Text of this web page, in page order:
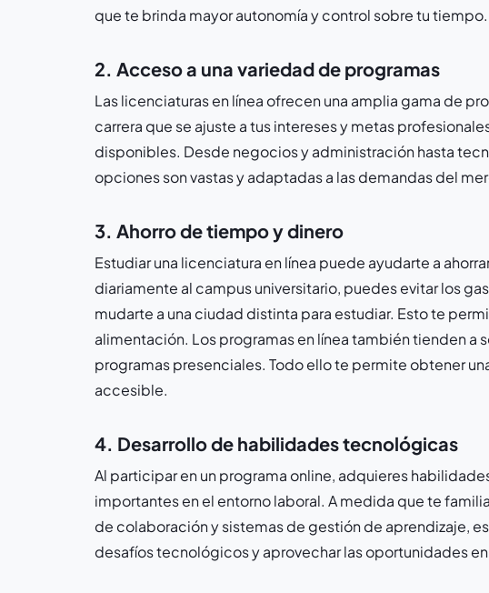
que te brinda mayor autonomía y control sobre tu tiempo.
2. Acceso a una variedad de programas
Las licenciaturas en línea ofrecen una amplia gama de
carrera que se ajuste a tus intereses y metas
disponibles. Desde negocios y administración hasta
opciones son vastas y adaptadas a las demandas del
3. Ahorro de tiempo y dinero
Estudiar una licenciatura en línea puede ayudarte a
diariamente al campus universitario, puedes evitar los
mudarte a una ciudad distinta para estudiar. Esto te
alimentación. Los programas en línea también tienden a
programas presenciales. Todo ello te permite obtener
accesible.
4. Desarrollo de habilidades tecnológicas
Al participar en un programa online, adquieres
importantes en el entorno laboral. A medida que te
de colaboración y sistemas de gestión de aprendizaje,
desafíos tecnológicos y aprovechar las oportunidades